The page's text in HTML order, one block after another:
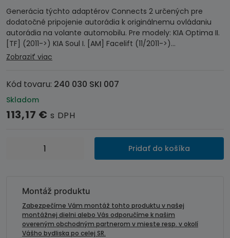
Generácia týchto adaptérov Connects 2 určených pre
dodatočné pripojenie autorádia k originálnemu ovládaniu
autorádia na volante automobilu. Pre modely: KIA Optima II.
[TF] (2011->) KIA Soul I. [AM] Facelift (11/2011->)…
Zobraziť viac
Kód tovaru: 240 030 SKI 007
Skladom
113,17 € s DPH
množstvo
volante-
Pridať do košíka
Montáž produktu
Zabezpečíme Vám montáž tohto produktu v našej
montážnej dielni alebo Vás odporučíme k našim
overeným obchodným partnerom v mieste resp. v okolí
Vášho bydliska po celej SR.